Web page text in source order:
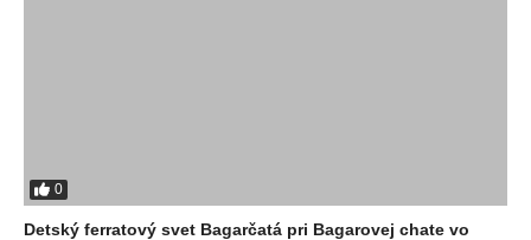
0
Detský ferratový svet Bagarčatá pri Bagarovej chate vo